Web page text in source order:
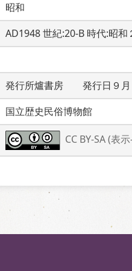
昭和
AD1948 世紀:20-B 時代:昭和
発行所爐書房　　発行日９
国立歴史民俗博物館
CC BY-SA (表